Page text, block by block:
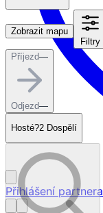
Přihlášení partnera
Zobrazit mapu
Filtry
Příjezd—
Odjezd—
Hosté?2 Dospělí